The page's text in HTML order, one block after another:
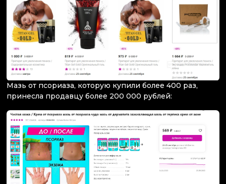
Мазь от псориаза, которую купили более 400 раз,
принесла продавцу более 200 000 рублей: